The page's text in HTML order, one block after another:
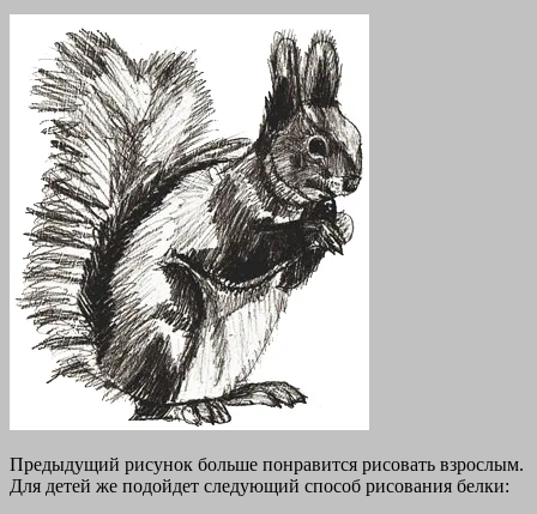
Предыдущий рисунок больше понравится рисовать взрослым.
Для детей же подойдет следующий способ рисования белки: